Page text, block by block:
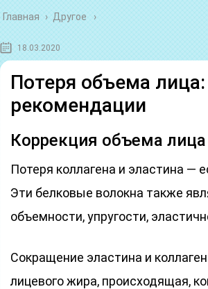
Главная › Другое
18.03.2020
Потеря объема
рекомендации
Коррекция объема лица
Потеря коллагена и эластина —
Эти белковые волокна также
объемности, упругости,
Сокращение эластина и
лицевого жира, происходящая,